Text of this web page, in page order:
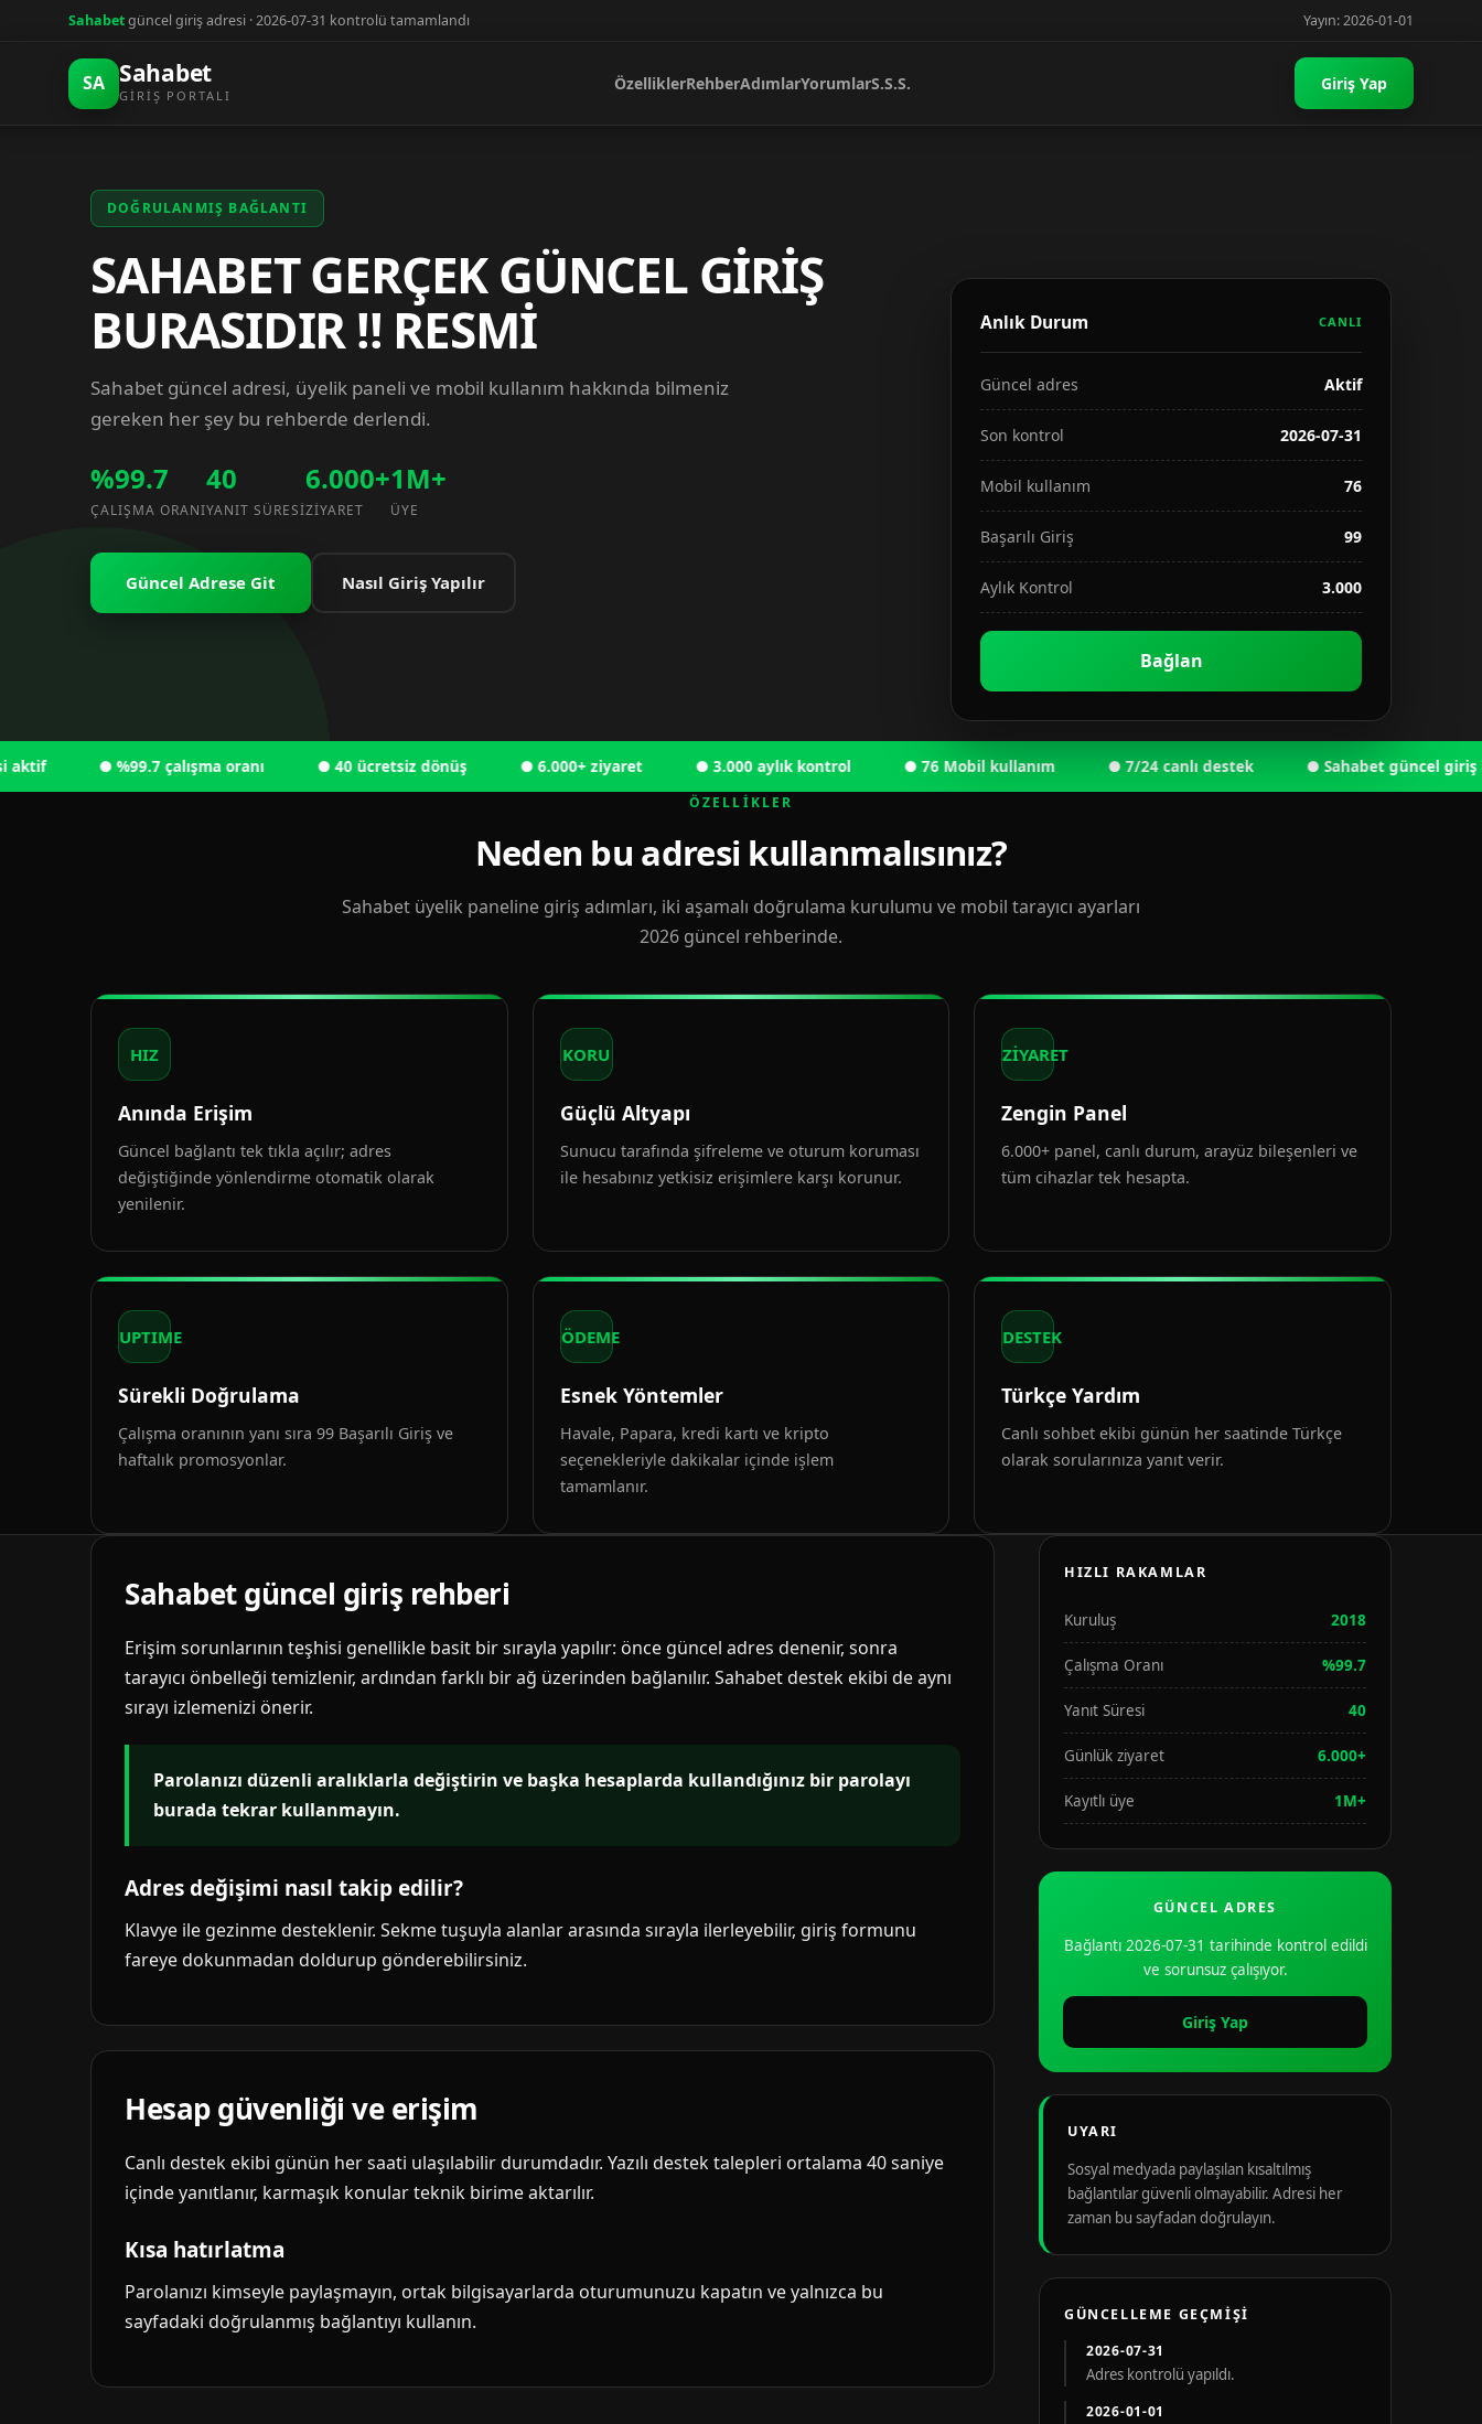
Sahabetgüncel giriş adresi · 2026-07-31 kontrolü tamamlandı Yayın: 2026-01-01
SA Sahabet
GIRIŞ PORTALI
ÖzelliklerRehberAdımlarYorumlarS.S.S. Giriş Yap
DOĞRULANMIŞ BAĞLANTI
SAHABET GERÇEK GÜNCEL GİRİŞ
BURASIDIR !! RESMİ
Sahabet güncel adresi, üyelik paneli ve mobil kullanım hakkında bilmeniz
gereken her şey bu rehberde derlendi.
%99.7
ÇALIŞMA ORANI
40
YANIT SÜRESI
6.000+
ZIYARET
1M+
ÜYE
Güncel Adrese Git Nasıl Giriş Yapılır
Anlık Durum CANLI
Güncel adres Aktif
Son kontrol 2026-07-31
Mobil kullanım 76
Başarılı Giriş 99
Aylık Kontrol 3.000
Bağlan
● %99.7 çalışma oranı ● 40 ücretsiz dönüş ● 6.000+ ziyaret ● 3.000 aylık kontrol ● 76 Mobil kullanım ● 7/24 canlı destek ● Sahabet güncel giriş
ÖZELLIKLER
Neden bu adresi kullanmalısınız?
Sahabet üyelik paneline giriş adımları, iki aşamalı doğrulama kurulumu ve mobil tarayıcı ayarları
2026 güncel rehberinde.
HIZ
Anında Erişim
Güncel bağlantı tek tıkla açılır; adres
değiştiğinde yönlendirme otomatik olarak
yenilenir.
KORU
Güçlü Altyapı
Sunucu tarafında şifreleme ve oturum koruması
ile hesabınız yetkisiz erişimlere karşı korunur.
ZİYARET
Zengin Panel
6.000+ panel, canlı durum, arayüz bileşenleri ve
tüm cihazlar tek hesapta.
UPTIME
Sürekli Doğrulama
Çalışma oranının yanı sıra 99 Başarılı Giriş ve
haftalık promosyonlar.
ÖDEME
Esnek Yöntemler
Havale, Papara, kredi kartı ve kripto
seçenekleriyle dakikalar içinde işlem
tamamlanır.
DESTEK
Türkçe Yardım
Canlı sohbet ekibi günün her saatinde Türkçe
olarak sorularınıza yanıt verir.
Sahabet güncel giriş rehberi
Erişim sorunlarının teşhisi genellikle basit bir sırayla yapılır: önce güncel adres denenir, sonra
tarayıcı önbelleği temizlenir, ardından farklı bir ağ üzerinden bağlanılır. Sahabet destek ekibi de aynı
sırayı izlemenizi önerir.
Parolanızı düzenli aralıklarla değiştirin ve başka hesaplarda kullandığınız bir parolayı
burada tekrar kullanmayın.
Adres değişimi nasıl takip edilir?
Klavye ile gezinme desteklenir. Sekme tuşuyla alanlar arasında sırayla ilerleyebilir, giriş formunu
fareye dokunmadan doldurup gönderebilirsiniz.
Hesap güvenliği ve erişim
Canlı destek ekibi günün her saati ulaşılabilir durumdadır. Yazılı destek talepleri ortalama 40 saniye
içinde yanıtlanır, karmaşık konular teknik birime aktarılır.
Kısa hatırlatma
Parolanızı kimseyle paylaşmayın, ortak bilgisayarlarda oturumunuzu kapatın ve yalnızca bu
sayfadaki doğrulanmış bağlantıyı kullanın.
HIZLI RAKAMLAR
Kuruluş 2018
Çalışma Oranı %99.7
Yanıt Süresi 40
Günlük ziyaret 6.000+
Kayıtlı üye 1M+
GÜNCEL ADRES
Bağlantı 2026-07-31 tarihinde kontrol edildi
ve sorunsuz çalışıyor.
Giriş Yap
UYARI
Sosyal medyada paylaşılan kısaltılmış
bağlantılar güvenli olmayabilir. Adresi her
zaman bu sayfadan doğrulayın.
GÜNCELLEME GEÇMIŞI
2026-07-31
Adres kontrolü yapıldı.
2026-01-01